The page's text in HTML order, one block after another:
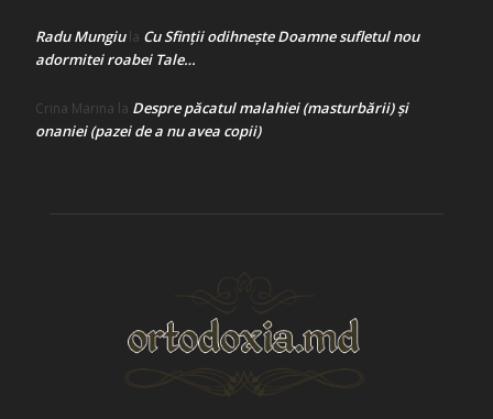
Radu Mungiula Cu Sfinții odihnește Doamne sufletul nou
adormitei roabei Tale…
Crina Marina la Despre păcatul malahiei (masturbării) şi
onaniei (pazei de a nu avea copii)